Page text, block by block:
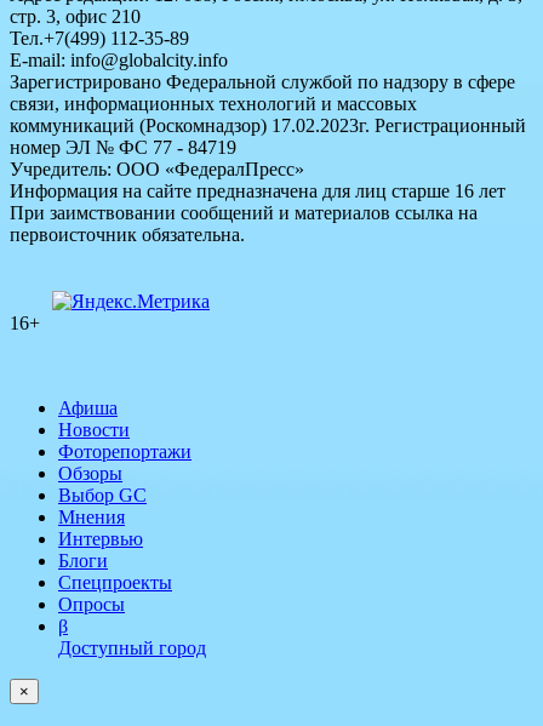
стр. 3, офис 210
Тел.+7(499) 112-35-89
E-mail: info@globalcity.info
Зарегистрировано Федеральной службой по надзору в сфере
связи, информационных технологий и массовых
коммуникаций (Роскомнадзор) 17.02.2023г. Регистрационный
номер ЭЛ № ФС 77 - 84719
Учредитель: ООО «ФедералПресс»
Информация на сайте предназначена для лиц старше 16 лет
При заимствовании сообщений и материалов ссылка на
первоисточник обязательна.
16+
Афиша
Новости
Фоторепортажи
Обзоры
Выбор GC
Мнения
Интервью
Блоги
Спецпроекты
Опросы
β
Доступный город
×